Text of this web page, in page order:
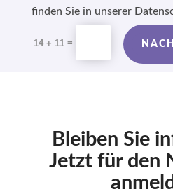
finden Sie in unserer
14 + 11 =
Bleiben Sie
Jetzt für den